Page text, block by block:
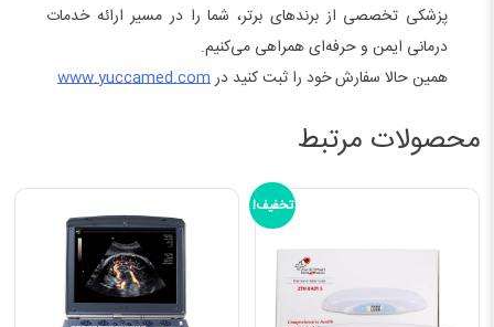
پزشکی تخصصی از برندهای برتر، شما را در مسیر ارائه خدمات
درمانی ایمن و حرفه‌ای همراهی می‌کنیم.
همین حالا سفارش خود را ثبت کنید درwww.yuccamed.com
محصولات مرتبط
تخفیف!